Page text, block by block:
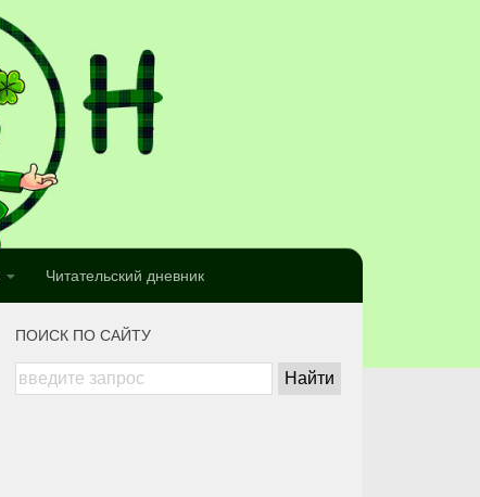
Читательский дневник
ПОИСК ПО САЙТУ